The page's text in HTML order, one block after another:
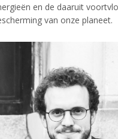
en de daaruit
van onze planeet.